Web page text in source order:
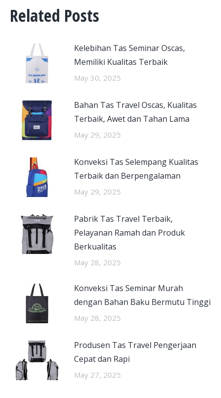
Related Posts
Kelebihan Tas Seminar Oscas,
Memiliki Kualitas Terbaik
May 30, 2025
Bahan Tas Travel Oscas, Kualitas
Terbaik, Awet dan Tahan Lama
May 29, 2025
Konveksi Tas Selempang Kualitas
Terbaik dan Berpengalaman
May 29, 2025
Pabrik Tas Travel Terbaik,
Pelayanan Ramah dan Produk
Berkualitas
May 28, 2025
Konveksi Tas Seminar Murah
dengan Bahan Baku Bermutu Tinggi
May 28, 2025
Produsen Tas Travel Pengerjaan
Cepat dan Rapi
May 27, 2025